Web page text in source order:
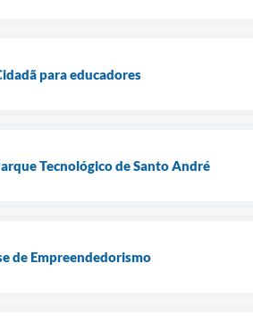
para educadores
Tecnológico de Santo André
de Empreendedorismo